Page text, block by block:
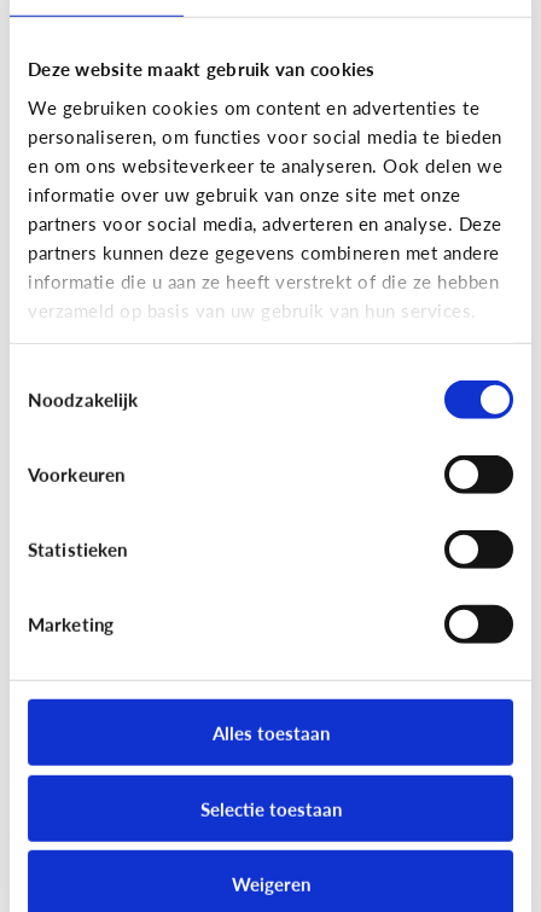
Deze website maakt gebruik van cookies
We gebruiken cookies om content en advertenties te
personaliseren, om functies voor social media te bieden
en om ons websiteverkeer te analyseren. Ook delen we
informatie over uw gebruik van onze site met onze
partners voor social media, adverteren en analyse. Deze
partners kunnen deze gegevens combineren met andere
informatie die u aan ze heeft verstrekt of die ze hebben
verzameld op basis van uw gebruik van hun services.
Noodzakelijk
Voorkeuren
Statistieken
Marketing
Alles toestaan
Selectie toestaan
Weigeren
Nieuws en informatie
7 tips om met je kind te praten
over nieuws